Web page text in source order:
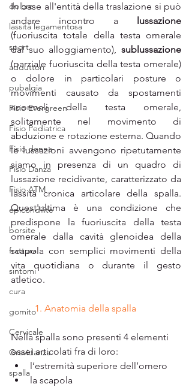
dolore
lassità legamentosa
sport
adduttori
pubalgia
Fisio Evergreen
Fisio Pediatrica
Fisio donna
Fisio Danza
Fisio ATM
epicondilite
borsite
frattura
sintomi
cura
gomito
Cervicale
Gravidanza
spalla
In base all'entità della traslazione si può
andare incontro a
(fuoriuscita totale della testa omerale
dal suo alloggiamento),
(parziale fuoriuscita della testa omerale)
o dolore in particolari posture o
movimenti causato da spostamenti
anormali della testa omerale,
solitamente nel movimento di
abduzione e rotazione esterna. Quando
le lussazioni avvengono ripetutamente
siamo in presenza di un quadro di
lussazione recidivante, caratterizzato da
lassità cronica articolare della spalla.
Quest'ultima è una condizione che
predispone la fuoriuscita della testa
omerale dalla cavità glenoidea della
scapola con semplici movimenti della
vita quotidiana o durante il gesto
atletico.
1. Anatomia della spalla
Nella spalla sono presenti 4 elementi
ossei articolati fra di loro:
la scapola